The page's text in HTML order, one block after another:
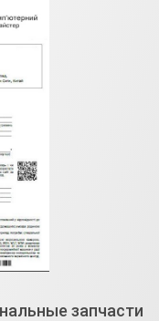
запчасти